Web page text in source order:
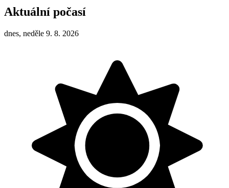
Aktuální počasí
dnes, neděle 9. 8. 2026